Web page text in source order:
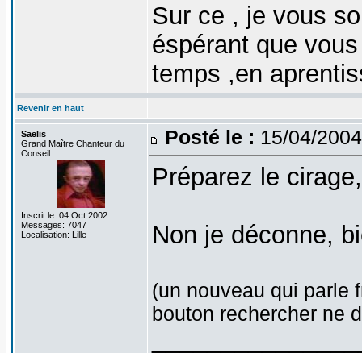
Sur ce , je vous
éspérant que
temps ,en
Revenir en haut
Saelis
Grand Maître Chanteur du
Conseil
Inscrit le: 04 Oct 2002
Messages: 7047
Localisation: Lille
Posté le : 15/04/
Préparez le
Non je déconne,
(un nouveau qui parle
bouton rechercher ne